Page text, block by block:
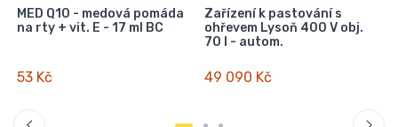
MED Q10 - medová pomáda
na rty + vit. E - 17 ml BC
53 Kč
Zařízení k pastování s
ohřevem Lysoň 400 V obj.
70 l - autom.
49 090 Kč